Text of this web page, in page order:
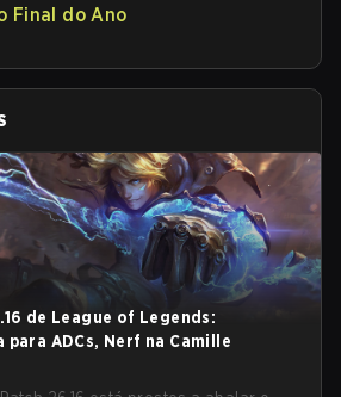
Final do Ano
de League of Legends:
para ADCs, Nerf na Camille